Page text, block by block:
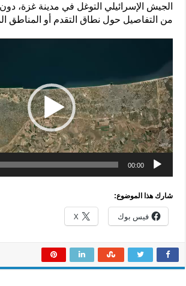
الجيش الإسرائيلي التوغل في مدينة غزة،
من التفاصيل حول نطاق التقدم أو المناطق
00:00
شارك هذا الموضوع:
فيس بوك X